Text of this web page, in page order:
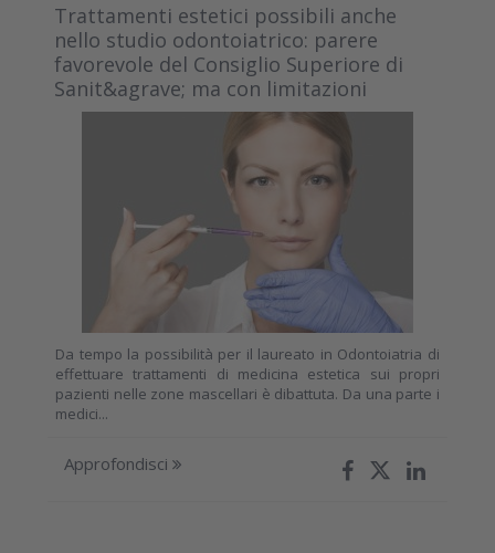
Trattamenti estetici possibili anche
nello studio odontoiatrico: parere
favorevole del Consiglio Superiore di
Sanit&agrave; ma con limitazioni
Da tempo la possibilità per il laureato in Odontoiatria di
effettuare trattamenti di medicina estetica sui propri
pazienti nelle zone mascellari è dibattuta. Da una parte i
medici...
Approfondisci